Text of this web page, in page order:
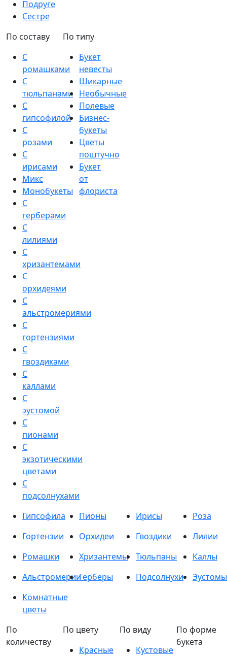
Подруге
Сестре
По составу
С
ромашками
С
тюльпанами
С
гипсофилой
С
розами
С
ирисами
Микс
Монобукеты
С
герберами
С
лилиями
С
хризантемами
С
орхидеями
С
альстромериями
С
гортензиями
С
гвоздиками
С
каллами
С
эустомой
С
пионами
С
экзотическими
цветами
С
подсолнухами
По типу
Букет
невесты
Шикарные
Необычные
Полевые
Бизнес-
букеты
Цветы
поштучно
Букет
от
флориста
Гипсофила Пионы Ирисы
Роза
Гортензии
Орхидеи Гвоздики
Лилии
Ромашки
Хризантемы Тюльпаны
Каллы
АльстромерииГерберы Подсолнухи
Эустомы
Комнатные
цветы
По
количеству
По цвету
Красные
По виду
Кустовые
По форме
букета